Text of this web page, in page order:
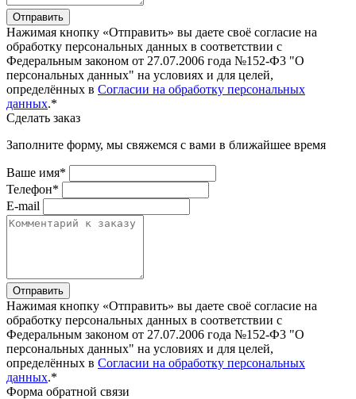
Отправить
Нажимая кнопку «Отправить» вы даете своё согласие на
обработку персональных данных в соответствии с
Федеральным законом от 27.07.2006 года №152-Ф3 "О
персональных данных" на условиях и для целей,
определённых в Согласии на обработку персональных
данных.*
Сделать заказ
Заполните форму, мы свяжемся с вами в ближайшее время
Ваше имя*
Телефон*
E-mail
Отправить
Нажимая кнопку «Отправить» вы даете своё согласие на
обработку персональных данных в соответствии с
Федеральным законом от 27.07.2006 года №152-Ф3 "О
персональных данных" на условиях и для целей,
определённых в Согласии на обработку персональных
данных.*
Форма обратной связи